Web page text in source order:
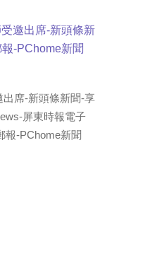
邀出席-新頭條新
-PChome新聞
席-新頭條新聞-享
屏東時報電子
報-PChome新聞